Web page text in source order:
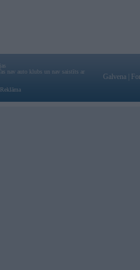
nav auto klubs un nav saistīts ar
Reklāma
Galvena